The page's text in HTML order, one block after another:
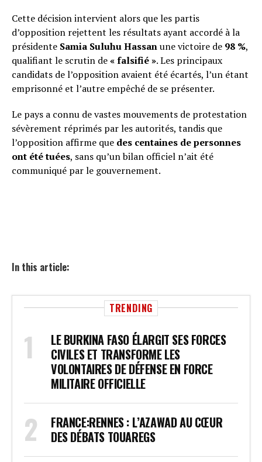
Cette décision intervient alors que les partis
d’opposition rejettent les résultats ayant accordé à la
présidente Samia Suluhu Hassanune victoire de 98 %,
qualifiant le scrutin de« falsifié ». Les principaux
candidats de l’opposition avaient été écartés, l’un étant
emprisonné et l’autre empêché de se présenter.
Le pays a connu de vastes mouvements de protestation
sévèrement réprimés par les autorités, tandis que
l’opposition affirme que des centaines de personnes
ont été tuées, sans qu’un bilan officiel n’ait été
communiqué par le gouvernement.
In this article:
TRENDING
LE BURKINA FASO ÉLARGIT SES FORCES
CIVILES ET TRANSFORME LES
VOLONTAIRES DE DÉFENSE EN FORCE
MILITAIRE OFFICIELLE
FRANCE:RENNES : L’AZAWAD AU CŒUR
DES DÉBATS TOUAREGS